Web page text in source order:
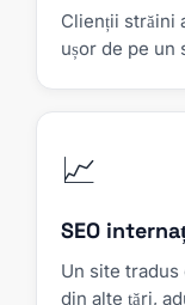
Clienții străini
ușor de pe un
📈
SEO
Un site
din alte țări,